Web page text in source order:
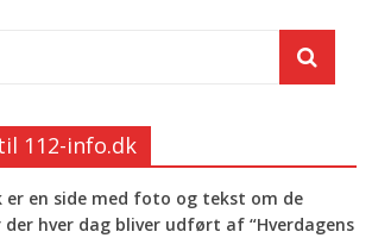
112-info.dk
er en side med foto og tekst om de
hver dag bliver udført af “Hverdagens